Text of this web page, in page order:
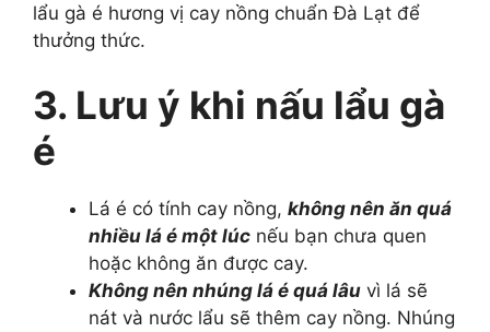
lẩu gà é hương vị cay nồng chuẩn Đà Lạt để
thưởng thức.
3. Lưu ý khi nấu lẩu gà
é
Lá é có tính cay nồng, không nên ăn quá
nhiều lá é một lúc nếu bạn chưa quen
hoặc không ăn được cay.
Không nên nhúng lá é quá lâu vì lá sẽ
nát và nước lẩu sẽ thêm cay nồng. Nhúng